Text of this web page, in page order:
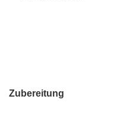
Zubereitung